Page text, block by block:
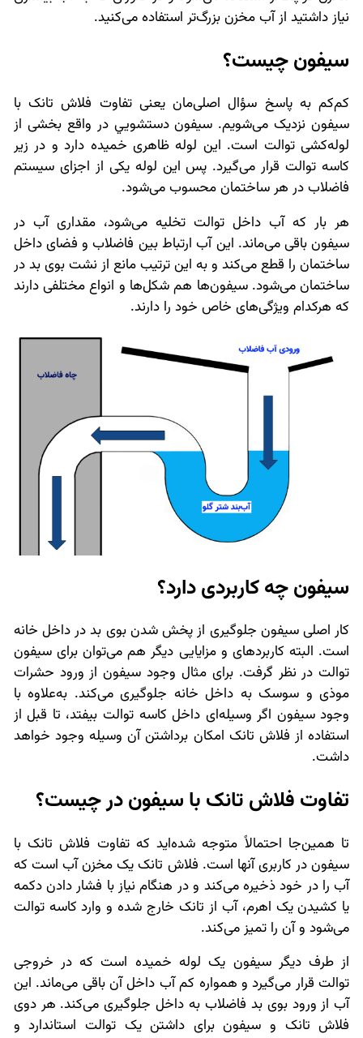
نیاز داشتید از آب مخزن بزرگ‌تر استفاده می‌کنید.
سیفون چیست؟
کم‌کم به پاسخ سؤال اصلی‌مان یعنی تفاوت فلاش تانک با
سیفون نزدیک می‌شویم. سيفون دستشويي در واقع بخشی از
لوله‌کشی توالت است. این لوله ظاهری خمیده دارد و در زیر
کاسه توالت قرار می‌گیرد. پس این لوله یکی از اجزای سیستم
فاضلاب در هر ساختمان محسوب می‌شود.
هر بار که آب داخل توالت تخلیه می‌شود، مقداری آب در
سیفون باقی می‌ماند. این آب ارتباط بین فاضلاب و فضای داخل
ساختمان را قطع می‌کند و به این ترتیب مانع از نشت بوی بد در
ساختمان می‌شود. سیفون‌ها هم شکل‌ها و انواع مختلفی دارند
که هرکدام ویژگی‌های خاص خود را دارند.
سیفون چه کاربردی دارد؟
کار اصلی سیفون جلوگیری از پخش شدن بوی بد در داخل خانه
است. البته کاربردهای و مزایایی دیگر هم می‌توان برای سیفون
توالت در نظر گرفت. برای مثال وجود سیفون از ورود حشرات
موذی و سوسک به داخل خانه جلوگیری می‌کند. به‌علاوه با
وجود سیفون اگر وسیله‌ای داخل کاسه توالت بیفتد، تا قبل از
استفاده از فلاش تانک امکان برداشتن آن وسیله وجود خواهد
داشت.
تفاوت فلاش تانک با سیفون در چیست؟
تا همین‌جا احتمالاً متوجه شده‌اید که تفاوت فلاش تانک با
سیفون در کاربری آنها است. فلاش تانک یک مخزن آب است که
آب را در خود ذخیره می‌کند و در هنگام نیاز با فشار دادن دکمه
یا کشیدن یک اهرم، آب از تانک خارج شده و وارد کاسه توالت
می‌شود و آن را تمیز می‌کند.
از طرف دیگر سیفون یک لوله خمیده است که در خروجی
توالت قرار می‌گیرد و همواره کم آب داخل آن باقی می‌ماند. این
آب از ورود بوی بد فاضلاب به داخل جلوگیری می‌کند. هر دوی
فلاش تانک و سیفون برای داشتن یک توالت استاندارد و